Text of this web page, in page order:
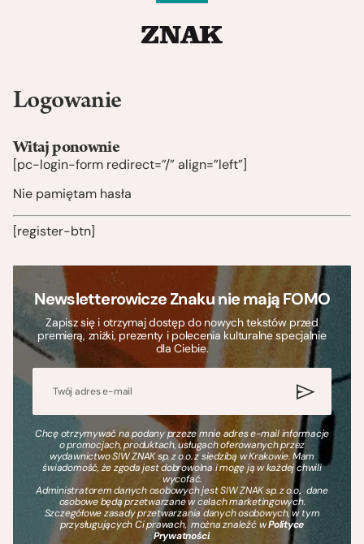
Logowanie
Witaj ponownie
[pc-login-form redirect=”/” align=”left”]
Nie pamiętam hasła
[register-btn]
Newsletterowicze Znaku nie mają FOMO
Zapisz się i otrzymaj dostęp do nowych tekstów przed
premierą, zniżki, prezenty i polecenia kulturalne specjalnie
dla Ciebie.
Chcę otrzymywać na podany przeze mnie adres e-mail informacje
o promocjach, produktach, usługach oferowanych przez
wydawnictwo SIW ZNAK sp. z o.o. z siedzibą w Krakowie. Mam
świadomość, że zgoda jest dobrowolna i mogę ją w każdej chwili
wycofać.
Administratorem danych osobowych jest SIW ZNAK sp. z o.o., dane
osobowe będą przetwarzane w celach marketingowych.
Szczegółowe zasady przetwarzania danych osobowych, w tym
przysługujących Ci prawach, można znaleźć wPolityce
Prywatności.